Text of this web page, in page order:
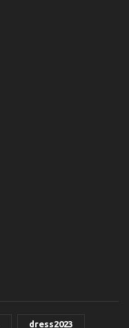
dress2023